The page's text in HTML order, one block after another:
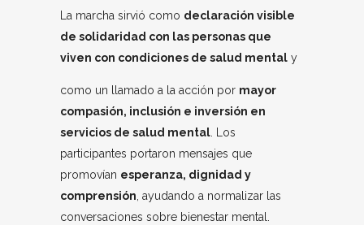
La marcha sirvió como declaración visible
de solidaridad con las personas que
viven con condiciones de salud mental y
como un llamado a la acción por mayor
compasión, inclusión e inversión en
servicios de salud mental . Los
participantes portaron mensajes que
promovían esperanza, dignidad y
comprensión , ayudando a normalizar las
conversaciones sobre bienestar mental.